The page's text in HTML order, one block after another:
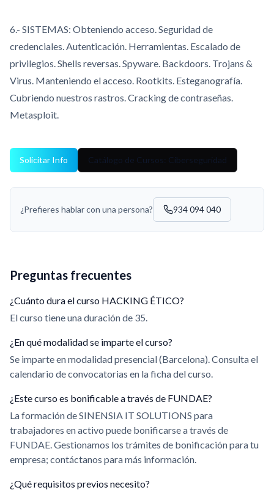
6.- SISTEMAS: Obteniendo acceso. Seguridad de
credenciales. Autenticación. Herramientas. Escalado de
privilegios. Shells reversas. Spyware. Backdoors. Trojans &
Virus. Manteniendo el acceso. Rootkits. Esteganografía.
Cubriendo nuestros rastros. Cracking de contraseñas.
Metasploit.
Solicitar Info Catálogo de Cursos: Ciberseguridad
¿Prefieres hablar con una persona? 934 094 040
Preguntas frecuentes
¿Cuánto dura el curso HACKING ÉTICO?
El curso tiene una duración de 35.
¿En qué modalidad se imparte el curso?
Se imparte en modalidad presencial (Barcelona). Consulta el
calendario de convocatorias en la ficha del curso.
¿Este curso es bonificable a través de FUNDAE?
La formación de SINENSIA IT SOLUTIONS para
trabajadores en activo puede bonificarse a través de
FUNDAE. Gestionamos los trámites de bonificación para tu
empresa; contáctanos para más información.
¿Qué requisitos previos necesito?